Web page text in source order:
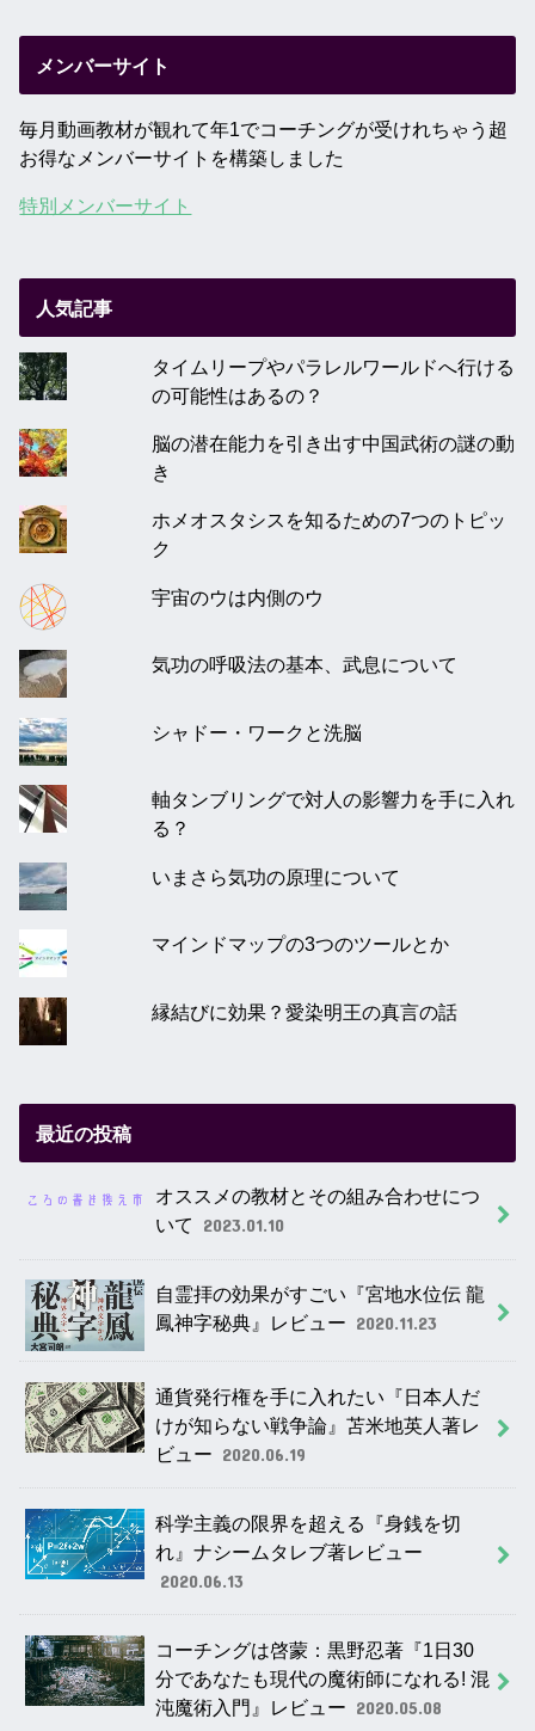
メンバーサイト
毎月動画教材が観れて年1でコーチングが受けれちゃう超
お得なメンバーサイトを構築しました
特別メンバーサイト
人気記事
タイムリープやパラレルワールドへ行ける
の可能性はあるの？
脳の潜在能力を引き出す中国武術の謎の動
き
ホメオスタシスを知るための7つのトピッ
ク
宇宙のウは内側のウ
気功の呼吸法の基本、武息について
シャドー・ワークと洗脳
軸タンブリングで対人の影響力を手に入れ
る？
いまさら気功の原理について
マインドマップの3つのツールとか
縁結びに効果？愛染明王の真言の話
最近の投稿
オススメの教材とその組み合わせにつ
いて
2023.01.10
自霊拝の効果がすごい『宮地水位伝 龍
鳳神字秘典』レビュー 2020.11.23
通貨発行権を手に入れたい『日本人だ
けが知らない戦争論』苫米地英人著レ
ビュー 2020.06.19
科学主義の限界を超える『身銭を切
れ』ナシームタレブ著レビュー
2020.06.13
コーチングは啓蒙：黒野忍著『1日30
分であなたも現代の魔術師になれる! 混
沌魔術入門』レビュー 2020.05.08